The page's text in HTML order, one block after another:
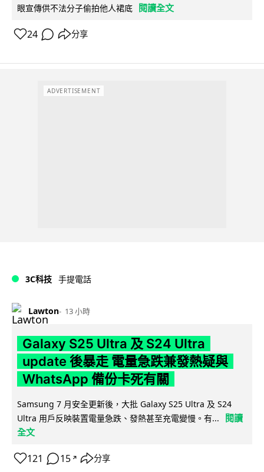
眼宣傳供不法分子偷拍他人裙底 閱讀全文
24 分享
ADVERTISEMENT
3C科技 手提電話
Lawton 13 小時
Galaxy S25 Ultra 及 S24 Ultra
update 後暴走 電量急跌兼發熱疑與
WhatsApp 備份卡死有關
Samsung 7 月安全更新後，大批 Galaxy S25 Ultra 及 S24
Ultra 用戶反映裝置電量急跌、發熱甚至充電變慢。有...
閱讀
全文
121 15 ↗ 分享